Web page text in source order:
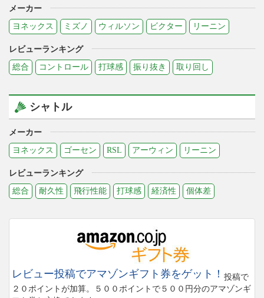
メーカー
ヨネックス
ミズノ ウィルソン ビクター リーニン
レビューランキング
総合
コントロール 打球感 振り抜き 取り回し
シャトル
メーカー
ヨネックス
ゴーセン RSL アーウィン リーニン
レビューランキング
総合
耐久性 飛行性能 打球感 経済性 個体差
レビュー投稿でアマゾンギフト券をゲット！ 投稿で
２０ポイントが加算。５００ポイントで５００円分のアマゾンギ